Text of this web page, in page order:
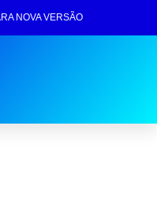
NOVA VERSÃO